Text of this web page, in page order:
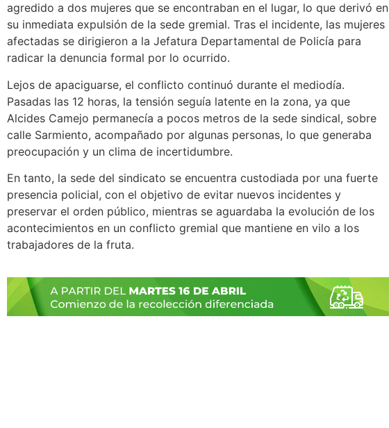
agredido a dos mujeres que se encontraban en el lugar, lo que derivó en
su inmediata expulsión de la sede gremial. Tras el incidente, las mujeres
afectadas se dirigieron a la Jefatura Departamental de Policía para
radicar la denuncia formal por lo ocurrido.
Lejos de apaciguarse, el conflicto continuó durante el mediodía.
Pasadas las 12 horas, la tensión seguía latente en la zona, ya que
Alcides Camejo permanecía a pocos metros de la sede sindical, sobre
calle Sarmiento, acompañado por algunas personas, lo que generaba
preocupación y un clima de incertidumbre.
En tanto, la sede del sindicato se encuentra custodiada por una fuerte
presencia policial, con el objetivo de evitar nuevos incidentes y
preservar el orden público, mientras se aguardaba la evolución de los
acontecimientos en un conflicto gremial que mantiene en vilo a los
trabajadores de la fruta.